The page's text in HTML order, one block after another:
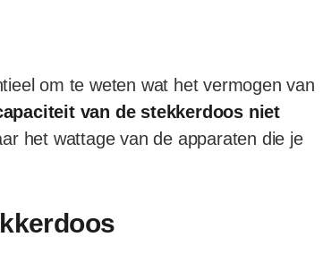
om te weten wat het vermogen van
van de stekkerdoos niet
het wattage van de apparaten die je